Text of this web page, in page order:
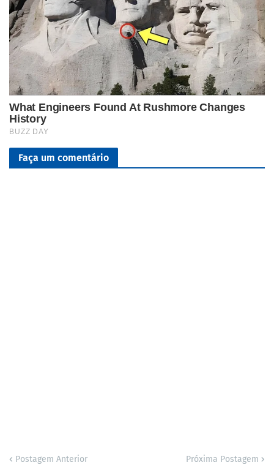
Faça um comentário
Postagem Anterior Próxima Postagem